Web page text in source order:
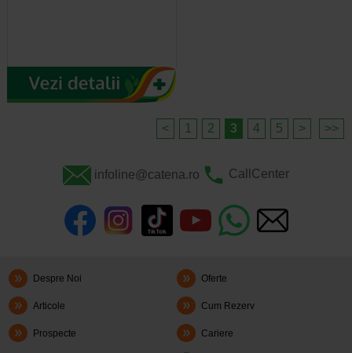
< 1 2 3 4 5 > >>
infoline@catena.ro CallCenter
Despre Noi Oferte
Articole Cum Rezerv
Prospecte Cariere